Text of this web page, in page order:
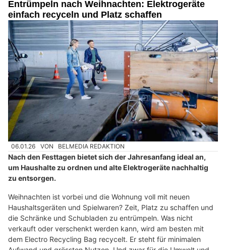
Entrümpeln nach Weihnachten: Elektrogeräte
einfach recyceln und Platz schaffen
06.01.26 VON BELMEDIA REDAKTION
Nach den Festtagen bietet sich der Jahresanfang ideal an,
um Haushalte zu ordnen und alte Elektrogeräte nachhaltig
zu entsorgen.
Weihnachten ist vorbei und die Wohnung voll mit neuen
Haushaltsgeräten und Spielwaren? Zeit, Platz zu schaffen und
die Schränke und Schubladen zu entrümpeln. Was nicht
verkauft oder verschenkt werden kann, wird am besten mit
dem Electro Recycling Bag recycelt. Er steht für minimalen